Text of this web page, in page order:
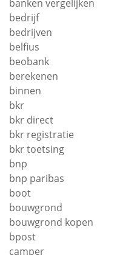
banken vergelijken
bedrijf
bedrijven
belfius
beobank
berekenen
binnen
bkr
bkr direct
bkr registratie
bkr toetsing
bnp
bnp paribas
boot
bouwgrond
bouwgrond kopen
bpost
camper